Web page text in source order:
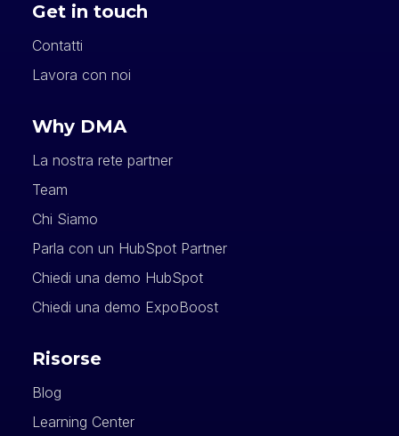
Get in touch
Contatti
Lavora con noi
Why DMA
La nostra rete partner
Team
Chi Siamo
Parla con un HubSpot Partner
Chiedi una demo HubSpot
Chiedi una demo ExpoBoost
Risorse
Blog
Learning Center